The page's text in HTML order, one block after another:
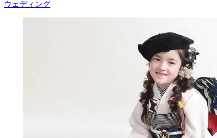
ウェディング